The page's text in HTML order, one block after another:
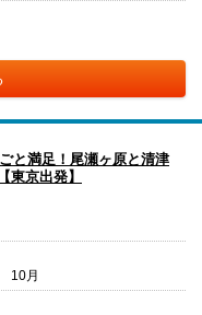
と満足！尾瀬ヶ原と清津
東京出発】
10月